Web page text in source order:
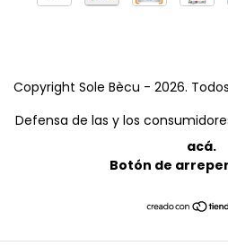
Copyright Sole Bècu - 2026.
Defensa de las y los
acá.
Botón de